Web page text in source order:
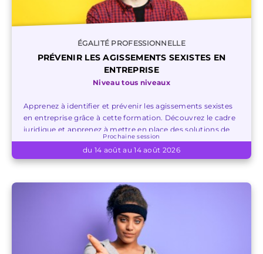
ÉGALITÉ PROFESSIONNELLE
PRÉVENIR LES AGISSEMENTS SEXISTES EN
ENTREPRISE
Niveau tous niveaux
Apprenez à identifier et prévenir les agissements sexistes
en entreprise grâce à cette formation. Découvrez le cadre
juridique et apprenez à mettre en place des solutions de
prévention pour réagir aux agissements sexistes.
Prochaine session
du 14 août au 14 août 2026